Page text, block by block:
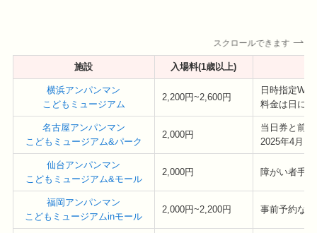
スクロールできます
施設 入場料(1歳以上)
横浜アンパンマン
こどもミュージアム
2,200円~2,600円
日時指定
料金は日に
名古屋アンパンマン
こどもミュージアム&パーク
2,000円
当日券と前
2025年4月
仙台アンパンマン
こどもミュージアム&モール
2,000円 障がい者手
福岡アンパンマン
こどもミュージアムinモール
2,000円~2,200円 事前予約なし